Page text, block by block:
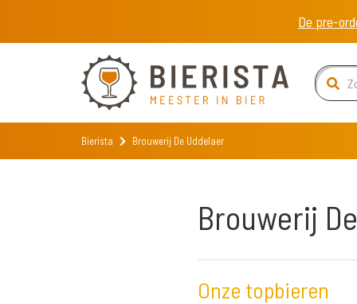
De pre-
Bierista Brouwerij De Uddelaer
Brouwerij
Onze topbieren